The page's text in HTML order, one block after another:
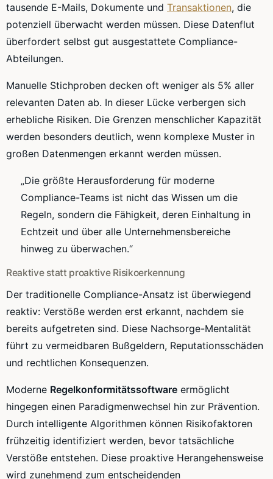
tausende E-Mails, Dokumente und Transaktionen, die
potenziell überwacht werden müssen. Diese Datenflut
überfordert selbst gut ausgestattete Compliance-
Abteilungen.
Manuelle Stichproben decken oft weniger als 5% aller
relevanten Daten ab. In dieser Lücke verbergen sich
erhebliche Risiken. Die Grenzen menschlicher Kapazität
werden besonders deutlich, wenn komplexe Muster in
großen Datenmengen erkannt werden müssen.
„Die größte Herausforderung für moderne
Compliance-Teams ist nicht das Wissen um die
Regeln, sondern die Fähigkeit, deren Einhaltung in
Echtzeit und über alle Unternehmensbereiche
hinweg zu überwachen.“
Reaktive statt proaktive Risikoerkennung
Der traditionelle Compliance-Ansatz ist überwiegend
reaktiv: Verstöße werden erst erkannt, nachdem sie
bereits aufgetreten sind. Diese Nachsorge-Mentalität
führt zu vermeidbaren Bußgeldern, Reputationsschäden
und rechtlichen Konsequenzen.
Moderne Regelkonformitätssoftware ermöglicht
hingegen einen Paradigmenwechsel hin zur Prävention.
Durch intelligente Algorithmen können Risikofaktoren
frühzeitig identifiziert werden, bevor tatsächliche
Verstöße entstehen. Diese proaktive Herangehensweise
wird zunehmend zum entscheidenden